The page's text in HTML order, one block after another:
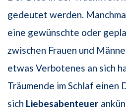
gedeutet werden.
eine gewünschte oder
zwischen Frauen und
etwas Verbotenes an sich
Träumende im Schlaf einen
sich Liebesabenteuer